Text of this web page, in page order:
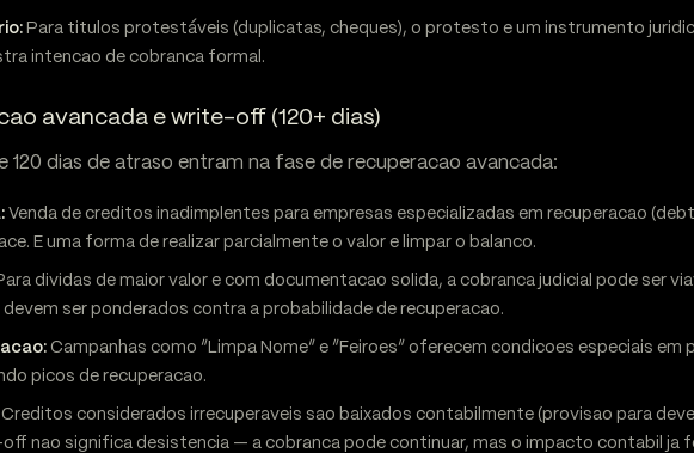
Para titulos protestáveis (duplicatas, cheques), o protesto e um instrumento
intencao de cobranca formal.
avancada e write-off (120+ dias)
120 dias de atraso entram na fase de recuperacao avancada:
Venda de creditos inadimplentes para empresas especializadas em recuperacao
E uma forma de realizar parcialmente o valor e limpar o balanco.
dividas de maior valor e com documentacao solida, a cobranca judicial pode ser
ser ponderados contra a probabilidade de recuperacao.
Campanhas como “Limpa Nome” e “Feiroes” oferecem condicoes especiais em
picos de recuperacao.
Creditos considerados irrecuperaveis sao baixados contabilmente (provisao para
nao significa desistencia — a cobranca pode continuar, mas o impacto contabil ja